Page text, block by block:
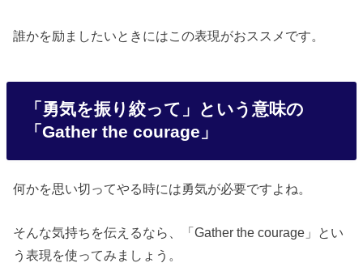
誰かを励ましたいときにはこの表現がおススメです。
「勇気を振り絞って」という意味の
「Gather the courage」
何かを思い切ってやる時には勇気が必要ですよね。
そんな気持ちを伝えるなら、「Gather the courage」とい
う表現を使ってみましょう。